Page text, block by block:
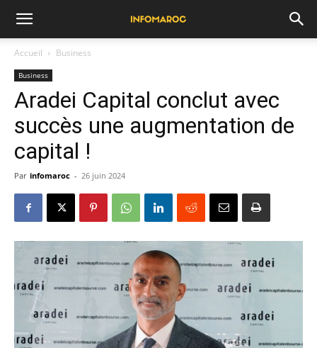
Accueil Business
Business
Aradei Capital conclut avec
succès une augmentation de
capital !
Par infomaroc - 26 juin 2024